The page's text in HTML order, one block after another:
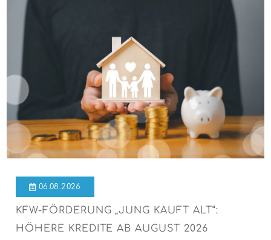
06.08.2026
KFW-FÖRDERUNG „JUNG KAUFT ALT“:
HÖHERE KREDITE AB AUGUST 2026